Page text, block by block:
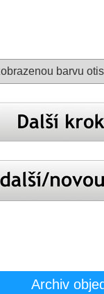
barvu
Archiv